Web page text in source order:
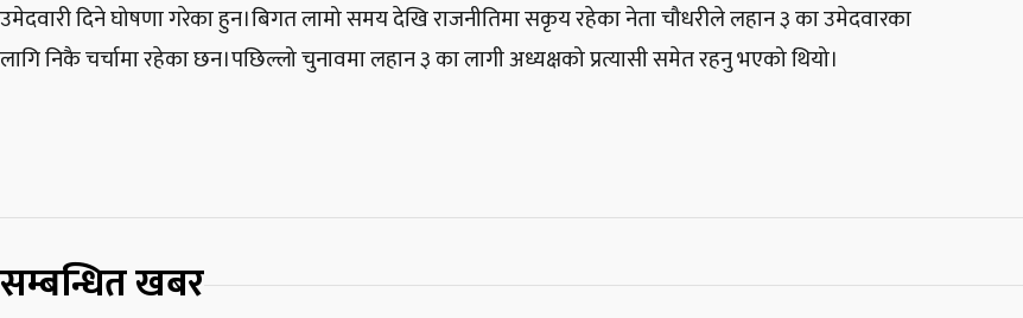
उमेदवारी दिने घोषणा गरेका हुन।बिगत लामो समय देखि राजनीतिमा सकृय रहेका नेता चौधरीले लहान ३ का उमेदवारका
लागि निकै चर्चामा रहेका छन।पछिल्लो चुनावमा लहान ३ का लागी अध्यक्षको प्रत्यासी समेत रहनु भएको थियो।
सम्बन्धित खबर